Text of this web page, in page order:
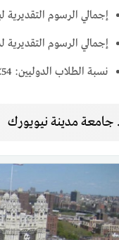
إجمالي الرسوم التقديرية لبرنامج
إجمالي الرسوم التقديرية لدرجة
نسبة الطلاب الدوليين: 54٪